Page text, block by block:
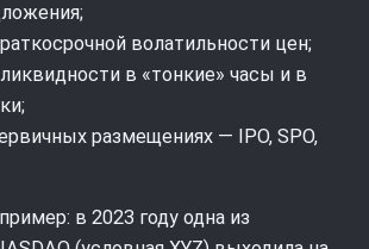
волатильности цен;
в «тонкие» часы и в
размещениях — IPO, SPO,
в 2023 году одна из